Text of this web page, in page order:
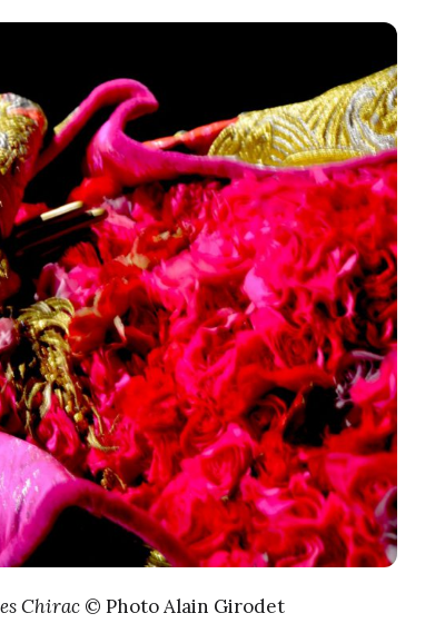
Chirac © Photo Alain Girodet